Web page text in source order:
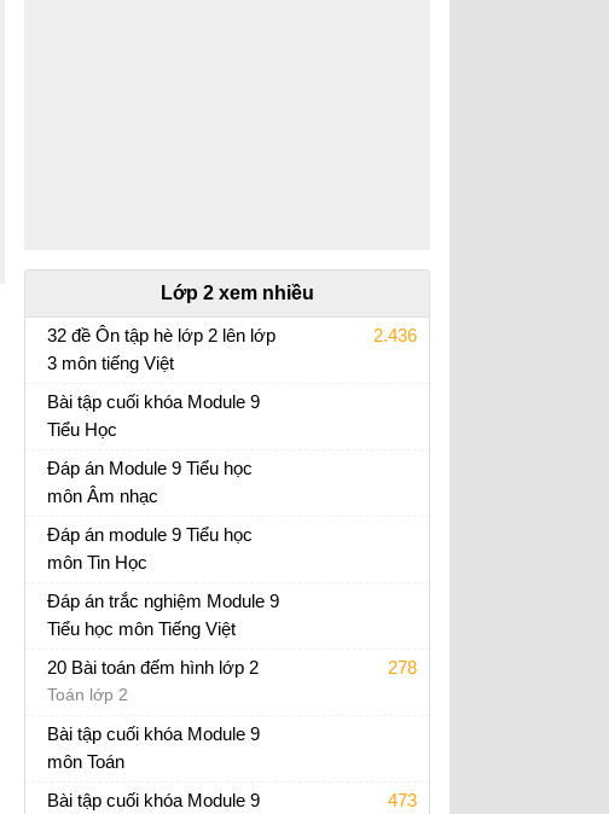
Lớp 2 xem nhiều
32 đề Ôn tập hè lớp 2 lên lớp
3 môn tiếng Việt
2.436
Bài tập ôn hè lớp 2 lên 3
Bài tập cuối khóa Module 9
Tiểu Học
Bài tập cuối khóa Module 9 Tiểu Học đầy đủ
Đáp án Module 9 Tiểu học
môn Âm nhạc
Đáp án trắc nghiệm Module 9 Tiểu học
Đáp án module 9 Tiểu học
môn Tin Học
Đáp án trắc nghiệm Module 9 Tiểu học
Đáp án trắc nghiệm Module 9
Tiểu học môn Tiếng Việt
Đáp án trắc nghiệm Module 9 Tiểu học
20 Bài toán đếm hình lớp 2 278
Toán lớp 2
Bài tập cuối khóa Module 9
môn Toán
Bài tập cuối khóa Module 9 Tiểu Học
Bài tập cuối khóa Module 9
473